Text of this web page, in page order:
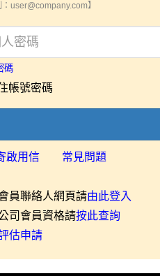
：user@company.com】
碼
帳號密碼
啟用信 常見問題
員聯絡人網頁請由此登入
司會員資格請按此查詢
估申請